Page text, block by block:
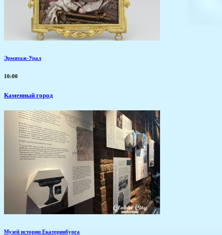
Эрмитаж-Урал
10:00
Каменный город
Музей истории Екатеринбурга